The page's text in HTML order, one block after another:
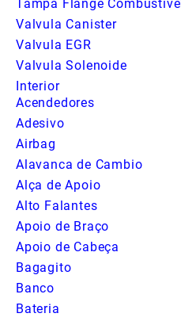
Tampa Flange Combustivel
Valvula Canister
Valvula EGR
Valvula Solenoide
Interior
Acendedores
Adesivo
Airbag
Alavanca de Cambio
Alça de Apoio
Alto Falantes
Apoio de Braço
Apoio de Cabeça
Bagagito
Banco
Bateria